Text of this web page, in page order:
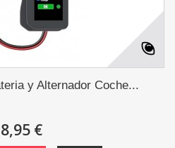
y Alternador Coche...
€